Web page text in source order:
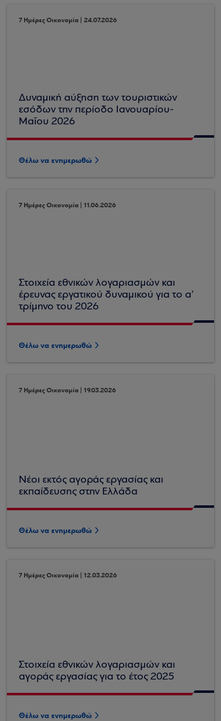
7 Ημέρες Οικονομία | 24.07.2026
Δυναμική αύξηση των τουριστικών
εσόδων την περίοδο Ιανουαρίου-
Μαΐου 2026
Θέλω να ενημερωθώ
7 Ημέρες Οικονομία | 11.06.2026
Στοιχεία εθνικών λογαριασμών και
έρευνας εργατικού δυναμικού για το α’
τρίμηνο του 2026
Θέλω να ενημερωθώ
7 Ημέρες Οικονομία | 19.03.2026
Νέοι εκτός αγοράς εργασίας και
εκπαίδευσης στην Ελλάδα
Θέλω να ενημερωθώ
7 Ημέρες Οικονομία | 12.03.2026
Στοιχεία εθνικών λογαριασμών και
αγοράς εργασίας για το έτος 2025
Θέλω να ενημερωθώ